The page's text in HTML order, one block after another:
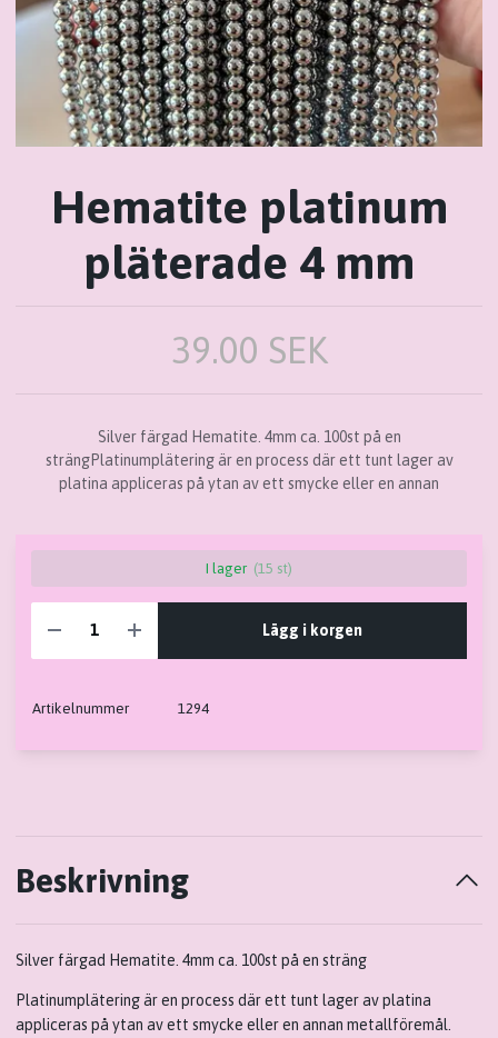
Hematite platinum
pläterade 4 mm
39.00 SEK
Silver färgad Hematite. 4mm ca. 100st på en
strängPlatinumplätering är en process där ett tunt lager av
platina appliceras på ytan av ett smycke eller en annan
I lager (15 st)
Lägg i korgen
Artikelnummer 1294
Beskrivning
Silver färgad Hematite. 4mm ca. 100st på en sträng
Platinumplätering är en process där ett tunt lager av platina
appliceras på ytan av ett smycke eller en annan metallföremål.